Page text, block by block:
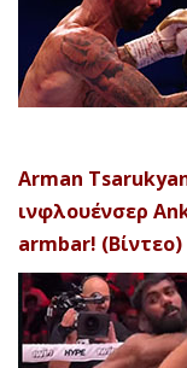
Arman
ινφλουένσερ
armbar! (Βίντεο)